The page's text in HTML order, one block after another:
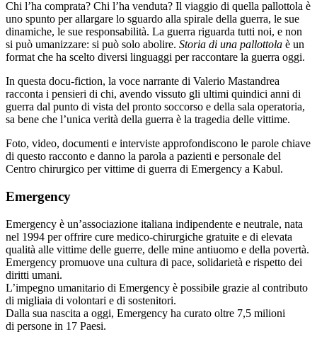
Chi l’ha comprata? Chi l’ha venduta? Il viaggio di quella pallottola è
uno spunto per allargare lo sguardo alla spirale della guerra, le sue
dinamiche, le sue responsabilità. La guerra riguarda tutti noi, e non
si può umanizzare: si può solo abolire. Storia di una pallottola è un
format che ha scelto diversi linguaggi per raccontare la guerra oggi.
In questa docu-fiction, la voce narrante di Valerio Mastandrea
racconta i pensieri di chi, avendo vissuto gli ultimi quindici anni di
guerra dal punto di vista del pronto soccorso e della sala operatoria,
sa bene che l’unica verità della guerra è la tragedia delle vittime.
Foto, video, documenti e interviste approfondiscono le parole chiave
di questo racconto e danno la parola a pazienti e personale del
Centro chirurgico per vittime di guerra di Emergency a Kabul.
Emergency
Emergency è un’associazione italiana indipendente e neutrale, nata
nel 1994 per offrire cure medico-chirurgiche gratuite e di elevata
qualità alle vittime delle guerre, delle mine antiuomo e della povertà.
Emergency promuove una cultura di pace, solidarietà e rispetto dei
diritti umani.
L’impegno umanitario di Emergency è possibile grazie al contributo
di migliaia di volontari e di sostenitori.
Dalla sua nascita a oggi, Emergency ha curato oltre 7,5 milioni
di persone in 17 Paesi.